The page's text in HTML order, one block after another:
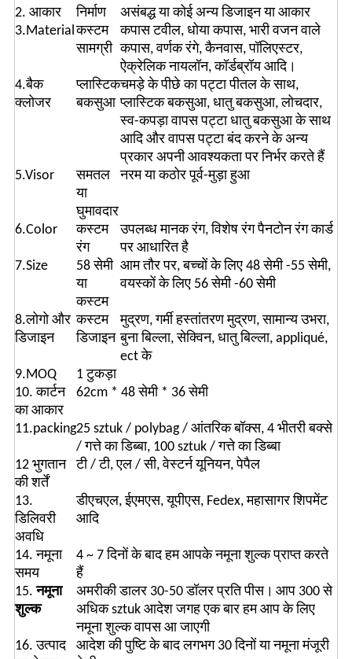
2. आकार
निर्माण
असंबद्ध या कोई अन्य डिजाइन या आकार
3.Materialकस्टम
सामग्री
कपास टवील, धोया कपास, भारी वजन वाले
कपास, वर्णक रंगे, कैनवास, पॉलिएस्टर,
ऐक्रेलिक नायलॉन, कॉर्डब्रॉय आदि।
4.बैक
क्लोजर
प्लास्टिक
बकसुआ
चमड़े के पीछे का पट्टा पीतल के साथ,
प्लास्टिक बकसुआ, धातु बकसुआ, लोचदार,
स्व-कपड़ा वापस पट्टा धातु बकसुआ के साथ
आदि और वापस पट्टा बंद करने के अन्य
प्रकार अपनी आवश्यकता पर निर्भर करते हैं
5.Visor
समतल
या
घुमावदार
नरम या कठोर पूर्व-मुड़ा हुआ
6.Color
कस्टम
रंग
उपलब्ध मानक रंग, विशेष रंग पैनटोन रंग कार्ड
पर आधारित है
7.Size
58 सेमी
या
कस्टम
आम तौर पर, बच्चों के लिए 48 सेमी -55 सेमी,
वयस्कों के लिए 56 सेमी -60 सेमी
8.लोगो और
डिजाइन
कस्टम
डिजाइन
मुद्रण, गर्मी हस्तांतरण मुद्रण, सामान्य उभरा,
बुना बिल्ला, सेक्विन, धातु बिल्ला, appliqué,
ect के
9.MOQ
1 टुकड़ा
10. कार्टन
का आकार
62cm * 48 सेमी * 36 सेमी
11.packing25 sztuk / polybag / आंतरिक बॉक्स, 4 भीतरी बक्से
/ गत्ते का डिब्बा, 100 sztuk / गत्ते का डिब्बा
12 भुगतान
की शर्तें
टी / टी, एल / सी, वेस्टर्न यूनियन, पेपैल
13.
डिलिवरी
अवधि
डीएचएल, ईएमएस, यूपीएस, Fedex, महासागर शिपमेंट
आदि
14. नमूना
समय
4 ~ 7 दिनों के बाद हम आपके नमूना शुल्क प्राप्त करते
हैं
15.नमूना
शुल्क
अमरीकी डालर 30-50 डॉलर प्रति पीस। आप 300 से
अधिक sztuk आदेश जगह एक बार हम आप के लिए
नमूना शुल्क वापस आ जाएगी
16. उत्पाद
आदेश की पुष्टि के बाद लगभग 30 दिनों या नमूना मंजूरी